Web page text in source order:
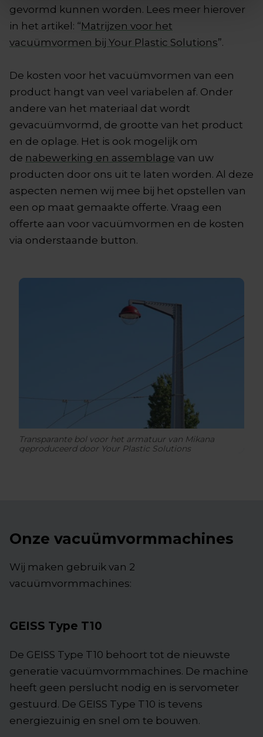
gevormd kunnen worden. Lees meer hierover
in het artikel: “Matrijzen voor het
vacuümvormen bij Your Plastic Solutions”.
De kosten voor het vacuümvormen van een
product hangt van veel variabelen af. Onder
andere van het materiaal dat wordt
gevacuümvormd, de grootte van het product
en de oplage. Het is ook mogelijk om
de nabewerking en assemblage van uw
producten door ons uit te laten worden. Al deze
aspecten nemen wij mee bij het opstellen van
een op maat gemaakte offerte. Vraag een
offerte aan voor vacuümvormen en de kosten
via onderstaande button.
Transparante bol voor het armatuur van Mikana
geproduceerd door Your Plastic Solutions
Onze vacuümvormmachines
Wij maken gebruik van 2
vacuümvormmachines:
GEISS Type T10
De GEISS Type T10 behoort tot de nieuwste
generatie vacuümvormmachines. De machine
heeft geen perslucht nodig en is servometer
gestuurd. De GEISS Type T10 is tevens
energiezuinig en snel om te bouwen.